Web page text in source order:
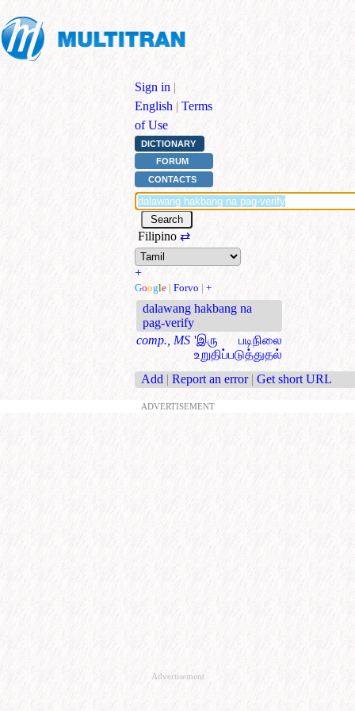
Sign in |
English | Terms
of Use
DICTIONARY
FORUM
CONTACTS
Filipino ⇄
+
Google | Forvo | +
dalawang hakbang na
pag-verify
comp., MS 'இரு படிநிலை
உறுதிப்படுத்துதல்
Add | Report an error | Get short URL
ADVERTISEMENT
Advertisement